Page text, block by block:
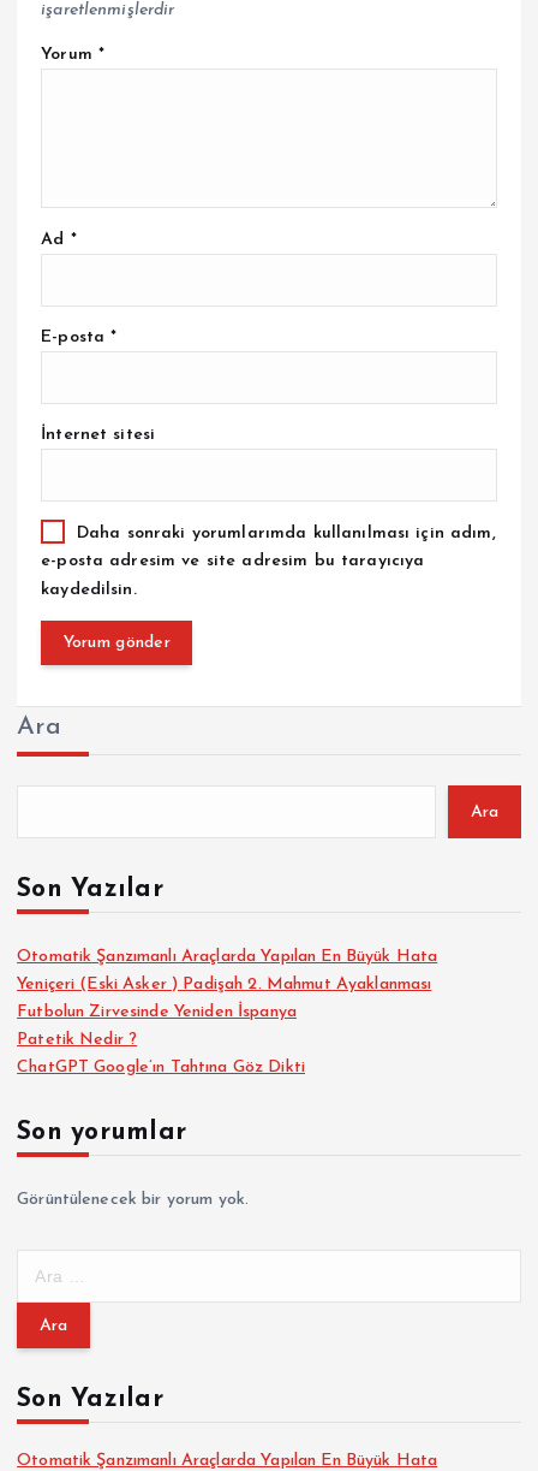
işaretlenmişlerdir
Yorum *
Ad *
E-posta*
İnternet sitesi
Daha sonraki yorumlarımda kullanılması için adım,
e-posta adresim ve site adresim bu tarayıcıya
kaydedilsin.
Ara
Ara
Son Yazılar
Otomatik Şanzımanlı Araçlarda Yapılan En Büyük Hata
Yeniçeri (Eski Asker ) Padişah 2. Mahmut Ayaklanması
Futbolun Zirvesinde Yeniden İspanya
Patetik Nedir ?
ChatGPT Google’ın Tahtına Göz Dikti
Son yorumlar
Görüntülenecek bir yorum yok.
m
:Son Yazılar
Otomatik Şanzımanlı Araçlarda Yapılan En Büyük Hata